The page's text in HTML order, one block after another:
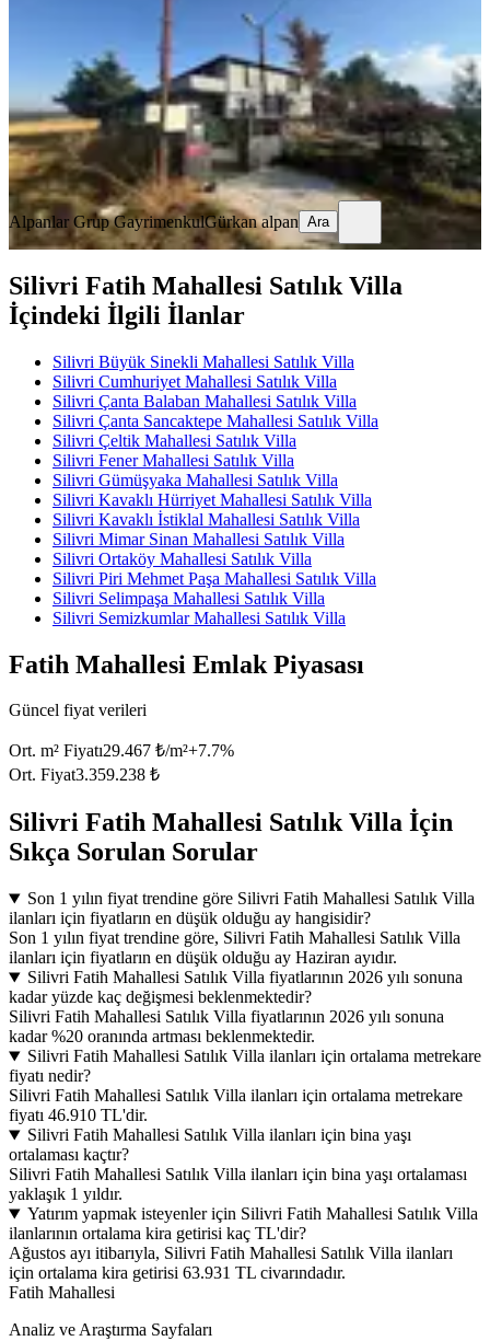
Silivri, Kurfallı Mahallesi
4+2
25.07.2026
14.500.000 ₺
Alpanlar Grup GayrimenkulGürkan alpan
Ara
Alpanlar Grup GayrimenkulGürkan alpan Ara
Silivri Fatih Mahallesi Satılık Villa
İçindeki İlgili İlanlar
Silivri Büyük Sinekli Mahallesi Satılık Villa
Silivri Cumhuriyet Mahallesi Satılık Villa
Silivri Çanta Balaban Mahallesi Satılık Villa
Silivri Çanta Sancaktepe Mahallesi Satılık Villa
Silivri Çeltik Mahallesi Satılık Villa
Silivri Fener Mahallesi Satılık Villa
Silivri Gümüşyaka Mahallesi Satılık Villa
Silivri Kavaklı Hürriyet Mahallesi Satılık Villa
Silivri Kavaklı İstiklal Mahallesi Satılık Villa
Silivri Mimar Sinan Mahallesi Satılık Villa
Silivri Ortaköy Mahallesi Satılık Villa
Silivri Piri Mehmet Paşa Mahallesi Satılık Villa
Silivri Selimpaşa Mahallesi Satılık Villa
Silivri Semizkumlar Mahallesi Satılık Villa
Fatih Mahallesi Emlak Piyasası
Güncel fiyat verileri
Ort. m² Fiyatı29.467 ₺/m²+7.7%
Ort. Fiyat3.359.238 ₺
Silivri Fatih Mahallesi Satılık Villa İçin
Sıkça Sorulan Sorular
Son 1 yılın fiyat trendine göre Silivri Fatih Mahallesi Satılık Villa
ilanları için fiyatların en düşük olduğu ay hangisidir?
Son 1 yılın fiyat trendine göre, Silivri Fatih Mahallesi Satılık Villa
ilanları için fiyatların en düşük olduğu ay Haziran ayıdır.
Silivri Fatih Mahallesi Satılık Villa fiyatlarının 2026 yılı sonuna
kadar yüzde kaç değişmesi beklenmektedir?
Silivri Fatih Mahallesi Satılık Villa fiyatlarının 2026 yılı sonuna
kadar %20 oranında artması beklenmektedir.
Silivri Fatih Mahallesi Satılık Villa ilanları için ortalama metrekare
fiyatı nedir?
Silivri Fatih Mahallesi Satılık Villa ilanları için ortalama metrekare
fiyatı 46.910 TL'dir.
Silivri Fatih Mahallesi Satılık Villa ilanları için bina yaşı
ortalaması kaçtır?
Silivri Fatih Mahallesi Satılık Villa ilanları için bina yaşı ortalaması
yaklaşık 1 yıldır.
Yatırım yapmak isteyenler için Silivri Fatih Mahallesi Satılık Villa
ilanlarının ortalama kira getirisi kaç TL'dir?
Ağustos ayı itibarıyla, Silivri Fatih Mahallesi Satılık Villa ilanları
için ortalama kira getirisi 63.931 TL civarındadır.
Fatih Mahallesi
Analiz ve Araştırma Sayfaları